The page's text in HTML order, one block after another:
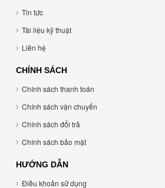
Tin tức
Tài liệu kỹ thuật
Liên hệ
CHÍNH SÁCH
Chính sách thanh toán
Chính sách vận chuyển
Chính sách đổi trả
Chính sách bảo mật
HƯỚNG DẪN
Điều khoản sử dụng